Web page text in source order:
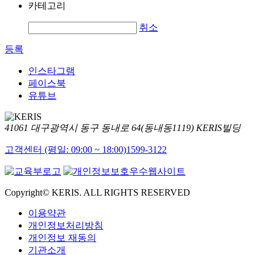
카테고리
취소
등록
인스타그램
페이스북
유튜브
41061 대구광역시 동구 동내로 64(동내동1119) KERIS빌딩
고객센터 (평일: 09:00 ~ 18:00)1599-3122
Copyright© KERIS. ALL RIGHTS RESERVED
이용약관
개인정보처리방침
개인정보 재동의
기관소개